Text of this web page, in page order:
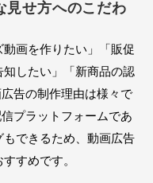
見せ方へのこだわ
動画を作りたい」「販促
したい」「新商品の認
告の制作理由は様々で
プラットフォームであ
できるため、動画広告
すめです。